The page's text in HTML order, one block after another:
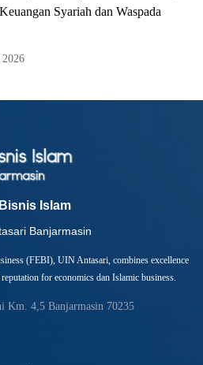
Syariah dan Waspada
2026
Islam
Banjarmasin
(FEBI), UIN Antasari, combines excellence
for economics dan Islamic business.
Km. 4,5 Banjarmasin 70235